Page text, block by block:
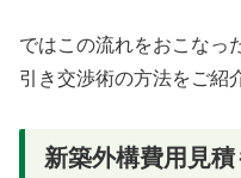
ではこの流れをおこなっ
引き交渉術の方法をご紹
新築外構費用見